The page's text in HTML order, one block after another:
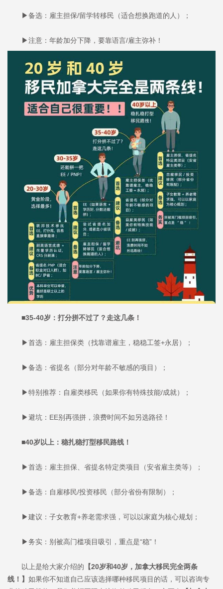
▶备选：雇主担保/留学转移民（适合想换跑道的人）；
▶注意：年龄加分下降，要靠语言/雇主弥补！
■35-40岁：打分拼不过了？走这几条！
▶首选：雇主担保类（找靠谱雇主，稳稳工签+永居）；
▶备选：省提名（部分对年龄不敏感的项目）；
▶特别推荐：自雇类移民（如果你有特殊技能/成就）；
▶避坑：EE别再强拼，浪费时间不如另选路径！
■40岁以上：稳扎稳打型移民路线！
▶首选：雇主担保、省提名特定类项目（安省雇主类等）；
▶备选：自雇移民/投资移民（部分省份有限制）；
▶建议：子女教育+养老需求强，可以以家庭为核心规划；
▶务实：别被高门槛项目吸引，重点是“稳”！
以上是给大家介绍的 【20岁和40岁，加拿大移民完全两条
线！】 如果你不知道自己应该选择哪种移民项目的话，可以咨询专